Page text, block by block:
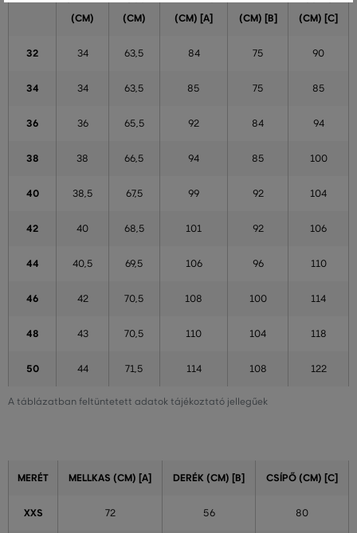
A táblázatban feltüntetett adatok tájékoztató jellegűek
(CM)
(CM)
(CM) [A]
(CM) [B]
(CM) [C]
32 34 63,5 84 75 90
34 34 63,5 85 75 85
36 36 65,5 92 84 94
38 38 66,5 94 85 100
40 38,5 67,5 99 92 104
42 40 68,5 101 92 106
44 40,5 69,5 106 96 110
46 42 70,5 108 100 114
48 43 70,5 110 104 118
50 44 71,5 114 108 122
MERÉT MELLKAS (CM) [A] DERÉK (CM) [B] CSÍPŐ (CM) [C]
XXS 72 56 80